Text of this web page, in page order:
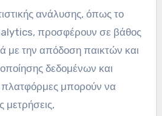
ανάλυσης, όπως το
προσφέρουν σε βάθος
με την απόδοση παικτών και
δεδομένων και
μπορούν να
μετρήσεις,